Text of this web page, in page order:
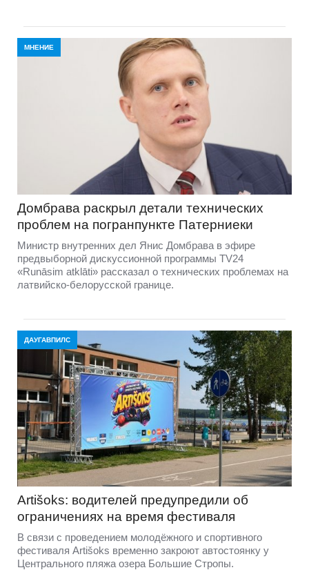
МНЕНИЕ
Домбравa раскрыл детали технических
проблем на погранпункте Патерниеки
Министр внутренних дел Янис Домбрава в эфире
предвыборной дискуссионной программы TV24
«Runāsim atklāti» рассказал о технических проблемах на
латвийско-белорусской границе.
ДАУГАВПИЛС
Artišoks: водителей предупредили об
ограничениях на время фестиваля
В связи с проведением молодёжного и спортивного
фестиваля Artišoks временно закроют автостоянку у
Центрального пляжа озера Большие Стропы.